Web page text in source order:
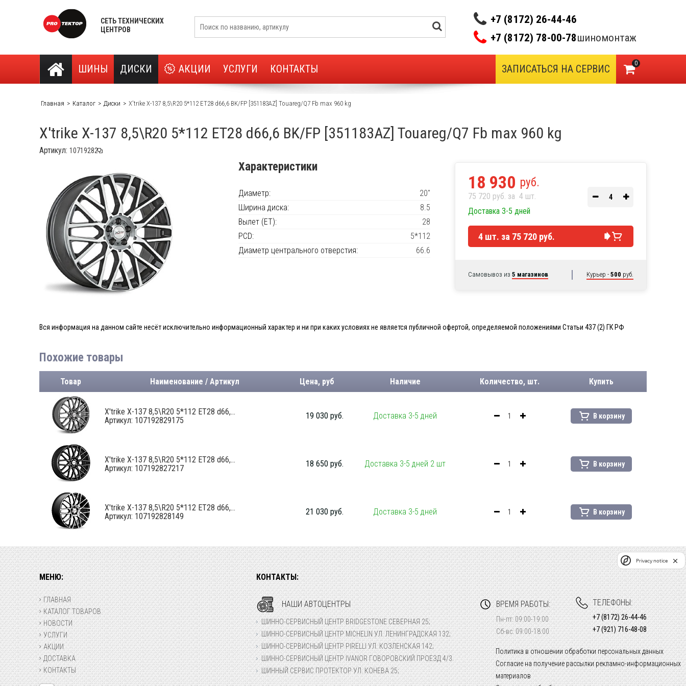
СЕТЬ ТЕХНИЧЕСКИХ
ЦЕНТРОВ
+7 (8172) 26-44-46
+7 (8172) 78-00-78шиномонтаж
ШИНЫ ДИСКИ АКЦИИ УСЛУГИ КОНТАКТЫ 0
ЗАПИСАТЬСЯ НА СЕРВИС
Главная Каталог Диски X'trike X-137 8,5\R20 5*112 ET28 d66,6 BK/FP [351183AZ] Touareg/Q7 Fb max 960 kg
X'trike X-137 8,5\R20 5*112 ET28 d66,6 BK/FP [351183AZ] Touareg/Q7 Fb max 960 kg
Артикул:
Характеристики
Диаметр:
20"
Ширина диска:
8.5
Вылет (ET):
28
PCD:
5*112
Диаметр центрального отверстия:
66.6
18 930 руб.
75 720 руб. за 4 шт.
Доставка 3-5 дней
4 шт. за 75 720 руб.
Самовывоз из 5 магазинов Курьер - 500 руб.
Вся информация на данном сайте несёт исключительно информационный характер и ни при каких условиях не является публичной офертой, определяемой положениями Статьи 437 (2) ГК РФ
Похожие товары
Товар Наименование / Артикул Цена, руб Наличие Количество, шт. Купить
X'trike X-137 8,5\R20 5*112 ET28 d66,...
Артикул: 107192829175
19 030 руб. Доставка 3-5 дней В корзину
X'trike X-137 8,5\R20 5*112 ET28 d66,...
Артикул: 107192827217
18 650 руб. Доставка 3-5 дней 2 шт В корзину
X'trike X-137 8,5\R20 5*112 ET28 d66,...
Артикул: 107192828149
21 030 руб. Доставка 3-5 дней В корзину
МЕНЮ:
ГЛАВНАЯ
КАТАЛОГ ТОВАРОВ
НОВОСТИ
УСЛУГИ
АКЦИИ
ДОСТАВКА
КОНТАКТЫ
КОНТАКТЫ:
НАШИ АВТОЦЕНТРЫ
ШИННО-СЕРВИСНЫЙ ЦЕНТР BRIDGESTONE СЕВЕРНАЯ 25;
ШИННО-СЕРВИСНЫЙ ЦЕНТР MICHELIN УЛ. ЛЕНИНГРАДСКАЯ 132;
ШИННО-СЕРВИСНЫЙ ЦЕНТР PIRELLI УЛ. КОЗЛЕНСКАЯ 142;
ШИННО-СЕРВИСНЫЙ ЦЕНТР IVANOR ГОВОРОВСКИЙ ПРОЕЗД 4/3.
ШИННЫЙ СЕРВИС ПРОТЕКТОР УЛ. КОНЕВА 25;
ВРЕМЯ РАБОТЫ:
Пн-пт: 09:00-19:00
Сб-вс: 09:00-18:00
Политика в отношении обработки персональных данных
Согласие на получение рассылки рекламно-информационных
материалов
ТЕЛЕФОНЫ:
+7 (8172) 26-44-46
+7 (921) 716-48-08
Privacy notice